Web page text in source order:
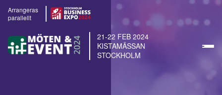
Arrangeras
parallellt
21-22 FEB 2024
KISTAMÄSSAN
STOCKHOLM